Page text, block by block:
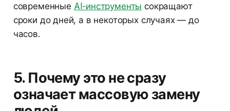
современные AI-инструменты сокращают
сроки до дней, а в некоторых случаях — до
часов.
5. Почему это не сразу
означает массовую замену